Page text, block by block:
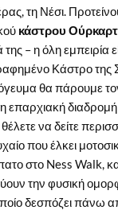
τη Νέσι.
κάστρου Ούρκαρτ
– η όλη εμπειρία
Κάστρο της
θα πάρουμε
επαρχιακή
να δείτε
που έλκει
στο Ness Walk,
την φυσική
δεσπόζει πάνω